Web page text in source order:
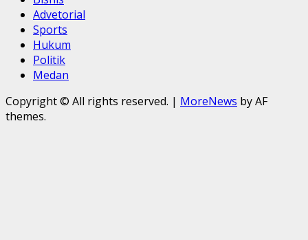
Advetorial
Sports
Hukum
Politik
Medan
Copyright © All rights reserved. | MoreNews by AF
themes.